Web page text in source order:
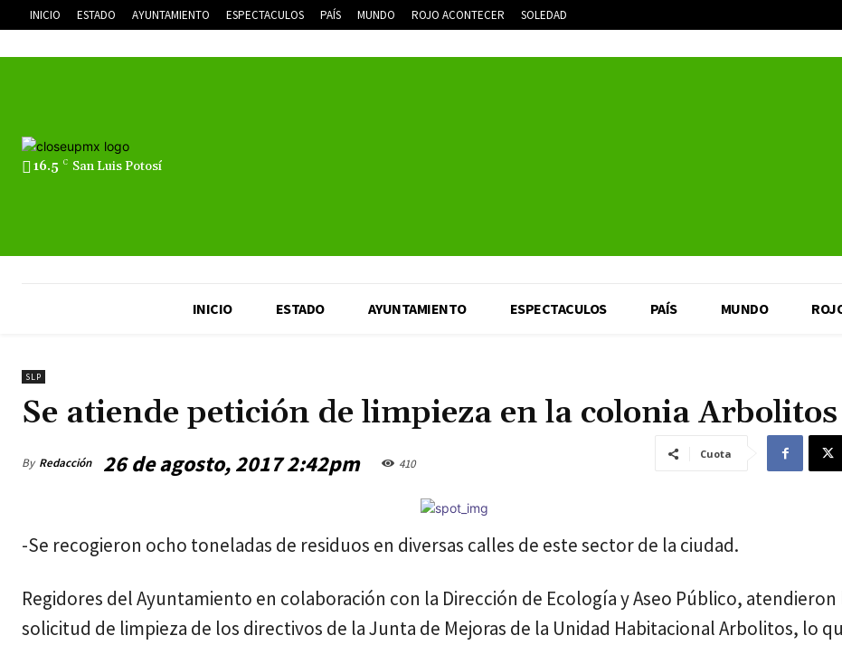
INICIO ESTADO AYUNTAMIENTO ESPECTACULOS PAÍS MUNDO ROJO ACONTECER SOLEDAD
16.5 C San Luis Potosí
INICIO ESTADO AYUNTAMIENTO ESPECTACULOS PAÍS MUNDO
SLP
Se atiende petición de limpieza en la colonia Arbolitos
By Redacción 26 de agosto, 2017 2:42pm 410
Cuota
-Se recogieron ocho toneladas de residuos en diversas calles de este sector de la ciudad.
Regidores del Ayuntamiento en colaboración con la Dirección de Ecología y Aseo Público, atendieron
solicitud de limpieza de los directivos de la Junta de Mejoras de la Unidad Habitacional Arbolitos, lo